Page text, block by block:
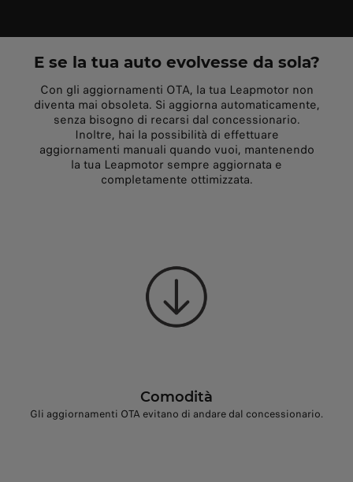
E se la tua auto evolvesse da sola?
Con gli aggiornamenti OTA, la tua Leapmotor non
diventa mai obsoleta. Si aggiorna automaticamente,
senza bisogno di recarsi dal concessionario.
Inoltre, hai la possibilità di effettuare
aggiornamenti manuali quando vuoi, mantenendo
la tua Leapmotor sempre aggiornata e
completamente ottimizzata.
Comodità
Gli aggiornamenti OTA evitano di andare dal concessionario.